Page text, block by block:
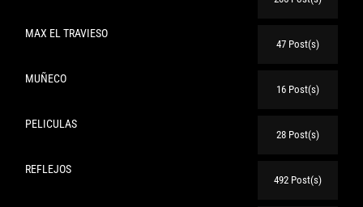
MAX EL TRAVIESO
47 Post(s)
MUÑECO
16 Post(s)
PELICULAS
28 Post(s)
REFLEJOS
492 Post(s)